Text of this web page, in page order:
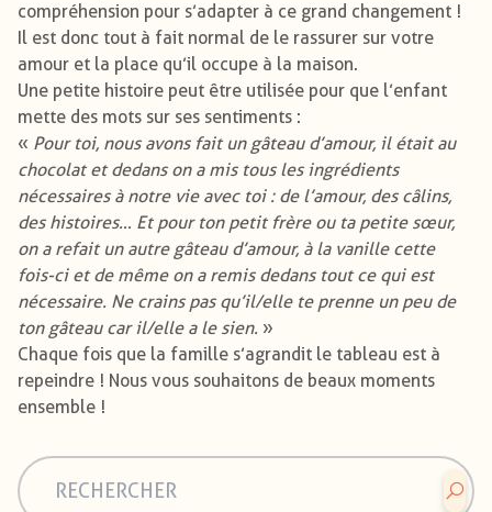
compréhension pour s’adapter à ce grand changement !
Il est donc tout à fait normal de le rassurer sur votre
amour et la place qu’il occupe à la maison.
Une petite histoire peut être utilisée pour que l’enfant
mette des mots sur ses sentiments :
« Pour toi, nous avons fait un gâteau d’amour, il était au
chocolat et dedans on a mis tous les ingrédients
nécessaires à notre vie avec toi : de l’amour, des câlins,
des histoires… Et pour ton petit frère ou ta petite sœur,
on a refait un autre gâteau d’amour, à la vanille cette
fois-ci et de même on a remis dedans tout ce qui est
nécessaire. Ne crains pas qu’il/elle te prenne un peu de
ton gâteau car il/elle a le sien. »
Chaque fois que la famille s’agrandit le tableau est à
repeindre ! Nous vous souhaitons de beaux moments
ensemble !